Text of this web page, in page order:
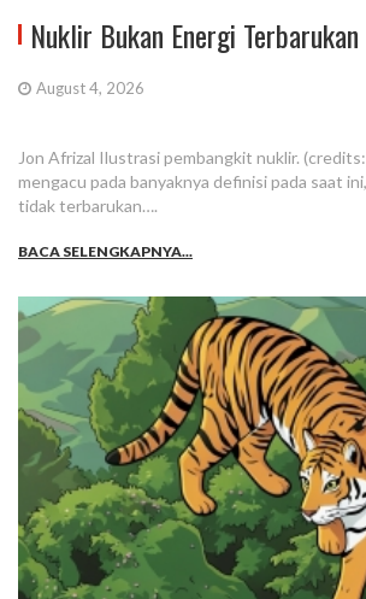
Nuklir Bukan Energi Terbarukan
August 4, 2026
Jon Afrizal Ilustrasi pembangkit nuklir.
mengacu pada banyaknya definisi pada saat
tidak terbarukan….
BACA SELENGKAPNYA...